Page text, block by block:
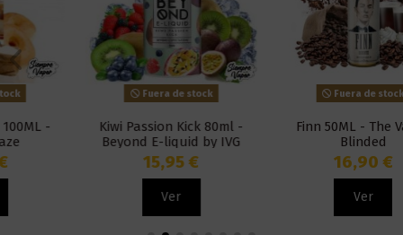
Fuera de stock
Kiwi Passion Kick 80ml -
Beyond E-liquid by IVG
Fuera de stock
Finn 50ML - The Vaper